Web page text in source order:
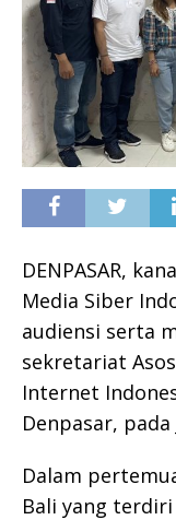
DENPASAR,
Media Siber
audiensi serta
sekretariat
Internet
Denpasar,
Dalam
Bali yang